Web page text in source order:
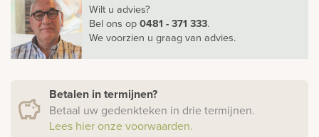
Wilt u advies?
Bel ons op0481 - 371 333.
We voorzien u graag van advies.
Betalen in termijnen?
Betaal uw gedenkteken in drie termijnen.
Lees hier onze voorwaarden.